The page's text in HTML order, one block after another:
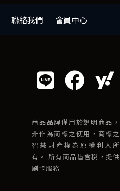
聯絡我們 會員中心
商品品牌僅用於說明商品，
非作為商標之使用，商標之
智慧財產權為原權利人所
有。 所有商品皆含稅，提供
刷卡服務